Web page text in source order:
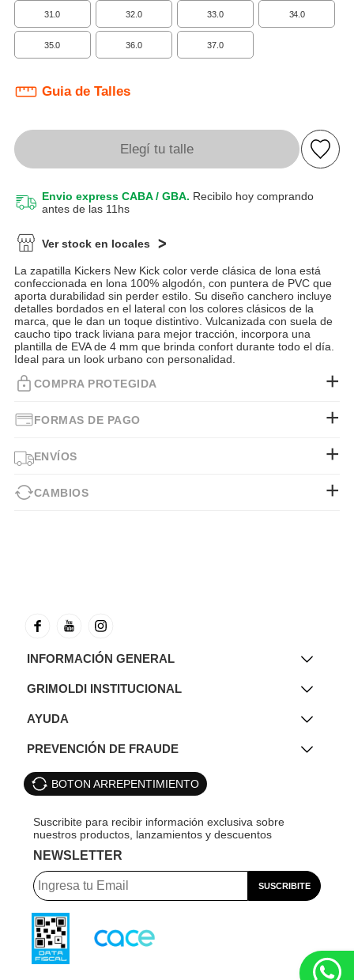
31.0 32.0 33.0 34.0
35.0 36.0 37.0
Guia de Talles
Elegí tu talle
Envio express CABA / GBA. Recibilo hoy comprando
antes de las 11hs
Ver stock en locales
La zapatilla Kickers New Kick color verde clásica de lona está
confeccionada en lona 100% algodón, con puntera de PVC que
aporta durabilidad sin perder estilo. Su diseño canchero incluye
detalles bordados en el lateral con los colores clásicos de la
marca, que le dan un toque distintivo. Vulcanizada con suela de
caucho tipo track liviana para mejor tracción, incorpora una
plantilla de EVA de 4 mm que brinda confort durante todo el día.
Ideal para un look urbano con personalidad.
COMPRA PROTEGIDA
FORMAS DE PAGO
ENVÍOS
CAMBIOS
INFORMACIÓN GENERAL
GRIMOLDI INSTITUCIONAL
AYUDA
PREVENCIÓN DE FRAUDE
BOTON ARREPENTIMIENTO
NEWSLETTER